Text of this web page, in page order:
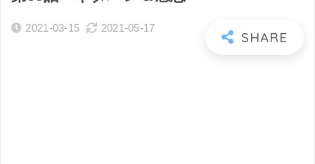
2021-03-15 2021-05-17